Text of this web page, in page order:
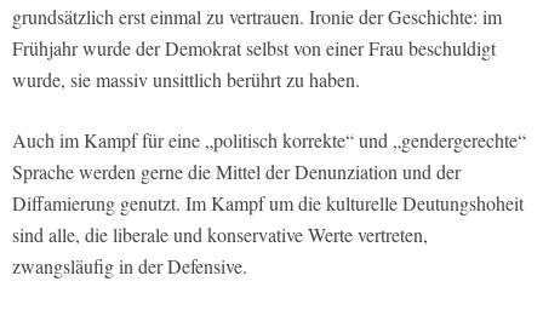
grundsätzlich erst einmal zu vertrauen. Ironie der Geschichte: im
Frühjahr wurde der Demokrat selbst von einer Frau beschuldigt
wurde, sie massiv unsittlich berührt zu haben.
Auch im Kampf für eine „politisch korrekte“ und „gendergerechte“
Sprache werden gerne die Mittel der Denunziation und der
Diffamierung genutzt. Im Kampf um die kulturelle Deutungshoheit
sind alle, die liberale und konservative Werte vertreten,
zwangsläufig in der Defensive.